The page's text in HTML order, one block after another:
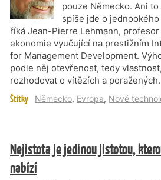
pouze Německo. Ani
spíše jde o
říká Jean-Pierre Lehmann,
ekonomie vyučující na prestižním
for Management Development.
podle něj otevřenost, tedy
rozhodovat o vítězích a poražených.
Štítky Německo, Evropa, Nové
Nejistota je jedinou jistotou,
nabízí